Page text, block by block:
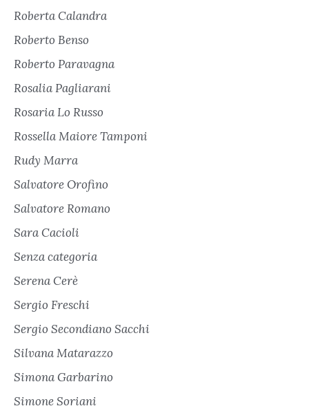
Roberta Calandra
Roberto Benso
Roberto Paravagna
Rosalia Pagliarani
Rosaria Lo Russo
Rossella Maiore Tamponi
Rudy Marra
Salvatore Orofino
Salvatore Romano
Sara Cacioli
Senza categoria
Serena Cerè
Sergio Freschi
Sergio Secondiano Sacchi
Silvana Matarazzo
Simona Garbarino
Simone Soriani